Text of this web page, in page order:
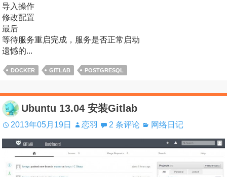
导入操作
修改配置
最后
等待服务重启完成，服务是否正常启动
遗憾的...
DOCKER GITLAB POSTGRESQL
Ubuntu 13.04 安装Gitlab
2013年05月19日 恋羽 2 条评论 网络日记